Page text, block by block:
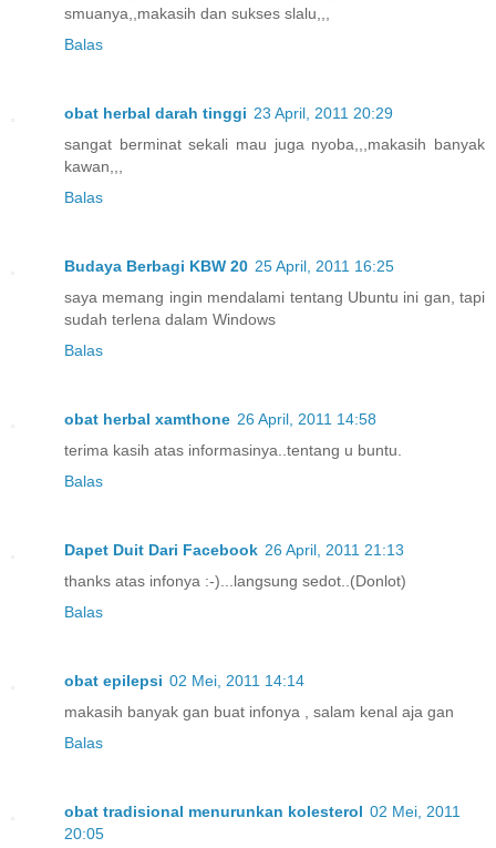
smuanya,,makasih dan sukses slalu,,,
Balas
obat herbal darah tinggi 23 April, 2011 20:29
sangat berminat sekali mau juga nyoba,,,makasih banyak
kawan,,,
Balas
Budaya Berbagi KBW 20 25 April, 2011 16:25
saya memang ingin mendalami tentang Ubuntu ini gan, tapi
sudah terlena dalam Windows
Balas
obat herbal xamthone 26 April, 2011 14:58
terima kasih atas informasinya..tentang u buntu.
Balas
Dapet Duit Dari Facebook 26 April, 2011 21:13
thanks atas infonya :-)...langsung sedot..(Donlot)
Balas
obat epilepsi 02 Mei, 2011 14:14
makasih banyak gan buat infonya , salam kenal aja gan
Balas
obat tradisional menurunkan kolesterol 02 Mei, 2011
20:05